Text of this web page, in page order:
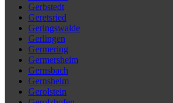
Gerbstedt
Geretsried
Geringswalde
Gerlingen
Germering
Germersheim
Gernsbach
Gernsheim
Gerolstein